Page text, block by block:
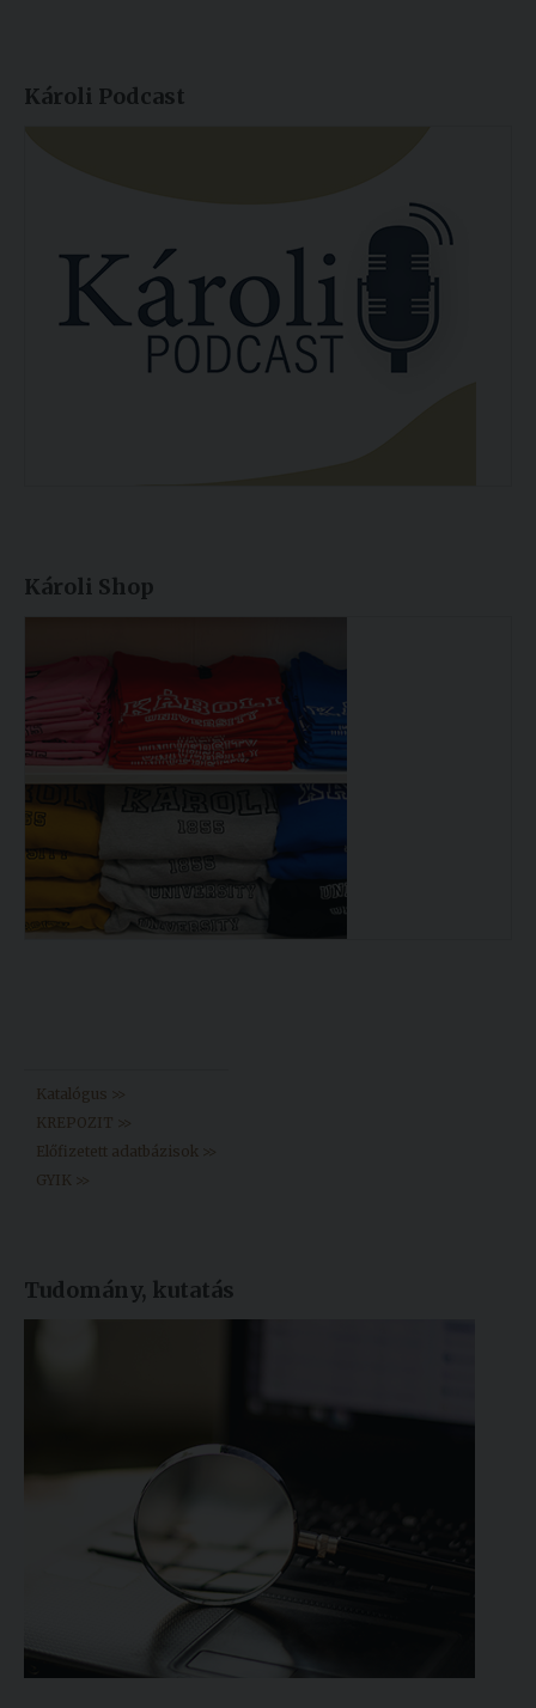
Károli Podcast
Károli Shop
Katalógus >>
KREPOZIT >>
Előfizetett adatbázisok >>
GYIK >>
Tudomány, kutatás